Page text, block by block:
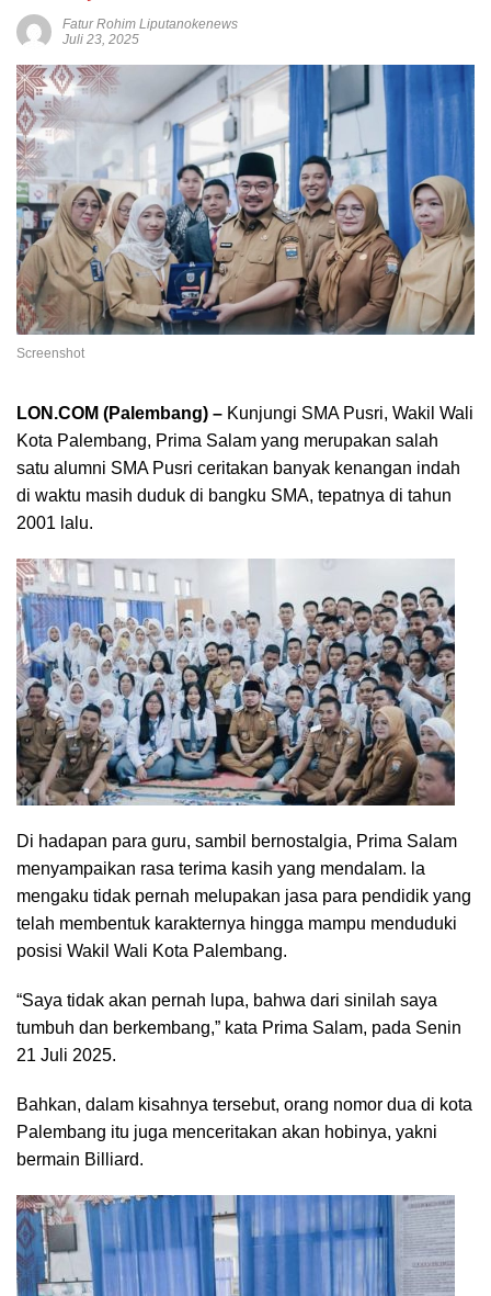
Fatur Rohim Liputanokenews
Juli 23, 2025
Screenshot
LON.COM (Palembang) – Kunjungi SMA Pusri, Wakil Wali
Kota Palembang, Prima Salam yang merupakan salah
satu alumni SMA Pusri ceritakan banyak kenangan indah
di waktu masih duduk di bangku SMA, tepatnya di tahun
2001 lalu.
Di hadapan para guru, sambil bernostalgia, Prima Salam
menyampaikan rasa terima kasih yang mendalam. la
mengaku tidak pernah melupakan jasa para pendidik yang
telah membentuk karakternya hingga mampu menduduki
posisi Wakil Wali Kota Palembang.
“Saya tidak akan pernah lupa, bahwa dari sinilah saya
tumbuh dan berkembang,” kata Prima Salam, pada Senin
21 Juli 2025.
Bahkan, dalam kisahnya tersebut, orang nomor dua di kota
Palembang itu juga menceritakan akan hobinya, yakni
bermain Billiard.